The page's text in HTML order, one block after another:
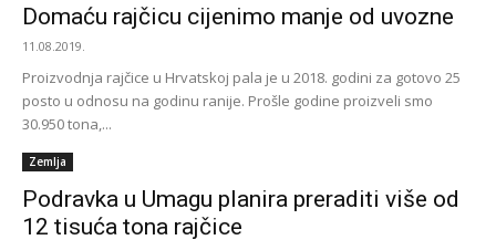
Domaću rajčicu cijenimo manje od uvozne
11.08.2019.
Proizvodnja rajčice u Hrvatskoj pala je u 2018. godini za gotovo 25
posto u odnosu na godinu ranije. Prošle godine proizveli smo
30.950 tona,...
Zemlja
Podravka u Umagu planira preraditi više od
12 tisuća tona rajčice